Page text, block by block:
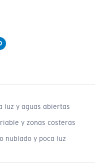
luz y aguas abiertas
y zonas costeras
nublado y poca luz